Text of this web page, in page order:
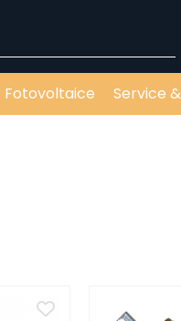
Service